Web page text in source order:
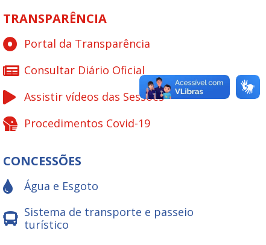
TRANSPARÊNCIA
Portal da Transparência
Consultar Diário Oficial
Assistir vídeos das Sessões
Procedimentos Covid-19
CONCESSÕES
Água e Esgoto
Sistema de transporte e passeio
turístico